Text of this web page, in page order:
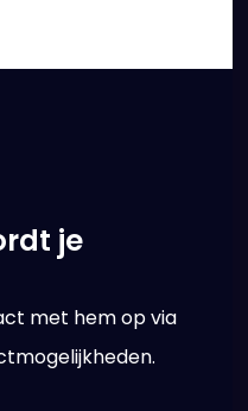
je
met hem op via